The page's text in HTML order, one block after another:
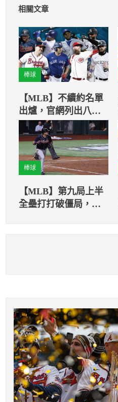
相關文章
棒球
【MLB】不續約名單
出爐，官網列出八位
焦點FA球員（上）
棒球
【MLB】第九局上半
全壘打打破僵局，關